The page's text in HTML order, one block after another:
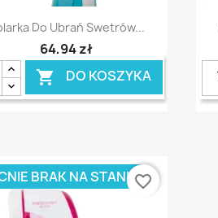
Szybki podgląd
Do Ubrań Swetrów...
64,94 zł
 DO KOSZYKA
BRAK NA STANIEfavorite_border